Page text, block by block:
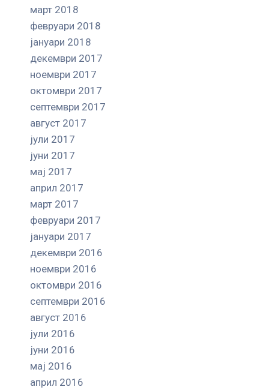
март 2018
февруари 2018
јануари 2018
декември 2017
ноември 2017
октомври 2017
септември 2017
август 2017
јули 2017
јуни 2017
мај 2017
април 2017
март 2017
февруари 2017
јануари 2017
декември 2016
ноември 2016
октомври 2016
септември 2016
август 2016
јули 2016
јуни 2016
мај 2016
април 2016